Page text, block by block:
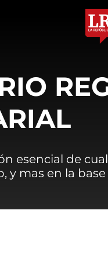
esencial de
y mas en la